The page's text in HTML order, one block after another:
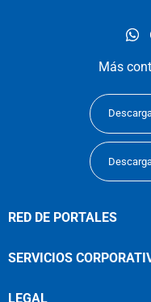
Más
RED DE PORTALES
SERVICIOS
LEGAL